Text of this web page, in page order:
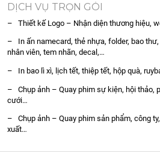
DỊCH VỤ TRỌN GÓI
– Thiết kế Logo – Nhận diện thương hiệu,
– In ấn namecard, thẻ nhựa, folder, bao
nhân viên, tem nhãn, decal,…
– In bao lì xì, lịch tết, thiệp tết, hộp quà,
– Chụp ảnh – Quay phim sự kiện, hội thảo,
cưới…
– Chụp ảnh – Quay phim sản phẩm, công
xuất…